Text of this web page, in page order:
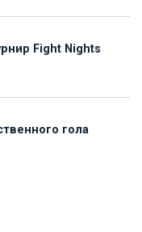
Fight Nights
гола